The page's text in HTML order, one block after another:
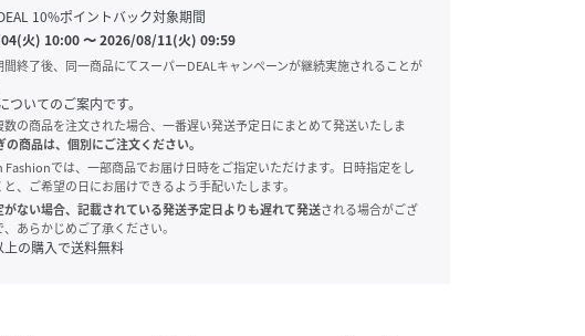
10%ポイントバック対象期間
火) 10:00〜2026/08/11(火) 09:59
終了後、同一商品にてスーパーDEALキャンペーンが継続実施されることが
ついてのご案内です。
の商品を注文された場合、一番遅い発送予定日にまとめて発送いたしま
の商品は、個別にご注文ください。
では、一部商品でお届け日時をご指定いただけます。日時指定をし
、ご希望の日にお届けできるよう手配いたします。
ない場合、記載されている発送予定日よりも遅れて発送される場合がござ
あらかじめご了承ください。
上の購入で送料無料